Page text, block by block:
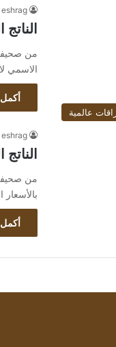
eshrag
الاسمي
أكمل
عالمية
eshrag
الناتج
أكمل